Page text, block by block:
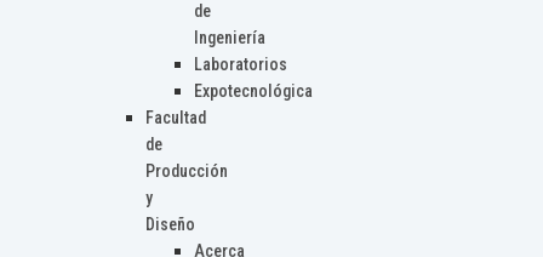
de
Ingeniería
Laboratorios
Expotecnológica
Facultad
de
Producción
y
Diseño
Acerca